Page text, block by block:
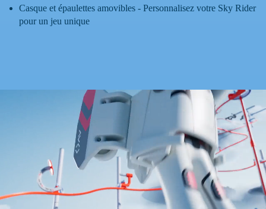
Casque et épaulettes amovibles - Personnalisez votre Sky Rider
pour un jeu unique